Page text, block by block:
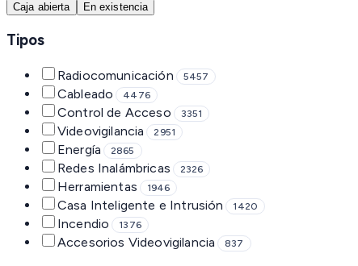
Caja abierta En existencia
Tipos
Radiocomunicación 5457
Cableado 4476
Control de Acceso 3351
Videovigilancia 2951
Energía 2865
Redes Inalámbricas 2326
Herramientas 1946
Casa Inteligente e Intrusión 1420
Incendio 1376
Accesorios Videovigilancia 837